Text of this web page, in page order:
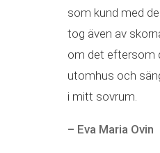
som kund med
tog även av
om det eftersom
utomhus och
i mitt sovrum.
– Eva Maria Ovin